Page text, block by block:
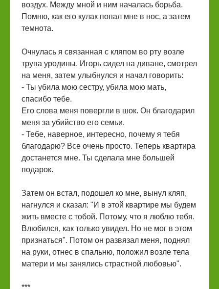
воздух. Между мной и ним началась борьба.
Помню, как его кулак попал мне в нос, а затем
темнота.
Очнулась я связанная с кляпом во рту возле
трупа уродины. Игорь сидел на диване, смотрел
на меня, затем улыбнулся и начал говорить:
- Ты убила мою сестру, убила мою мать,
спасибо тебе.
Его слова меня повергли в шок. Он благодарил
меня за убийство его семьи.
- Тебе, наверное, интересно, почему я тебя
благодарю? Все очень просто. Теперь квартира
достанется мне. Ты сделала мне большей
подарок.
Затем он встал, подошел ко мне, вынул кляп,
нагнулся и сказал: "И в этой квартире мы будем
жить вместе с тобой. Потому, что я люблю тебя.
Влюбился, как только увидел. Но не мог в этом
признаться". Потом он развязал меня, поднял
на руки, отнес в спальню, положил возле тела
матери и мы занялись страстной любовью".
***